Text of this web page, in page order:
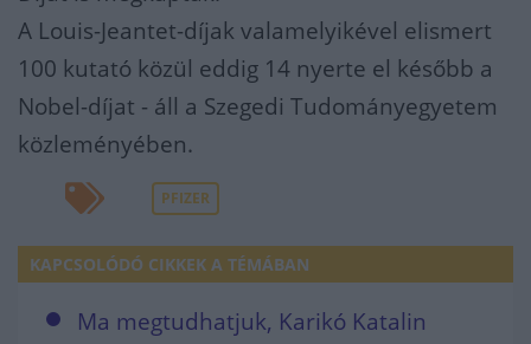
A Louis-Jeantet-díjak valamelyikével elismert
100 kutató közül eddig 14 nyerte el később a
Nobel-díjat - áll a Szegedi Tudományegyetem
közleményében.
PFIZER
KAPCSOLÓDÓ CIKKEK A TÉMÁBAN
Ma megtudhatjuk, Karikó Katalin